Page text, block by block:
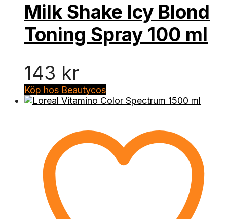
Milk Shake Icy Blond
Toning Spray 100 ml
143 kr
Köp hos Beautycos